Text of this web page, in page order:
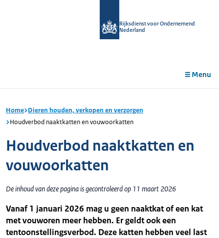
Rijksdienst voor Ondernemend
Nederland
Menu
Home Dieren houden, verkopen en verzorgen
Houdverbod naaktkatten en vouwoorkatten
Houdverbod naaktkatten en
vouwoorkatten
De inhoud van deze pagina is gecontroleerd op 11 maart 2026
Vanaf 1 januari 2026 mag u geen naaktkat of een kat
met vouworen meer hebben. Er geldt ook een
tentoonstellingsverbod. Deze katten hebben veel last